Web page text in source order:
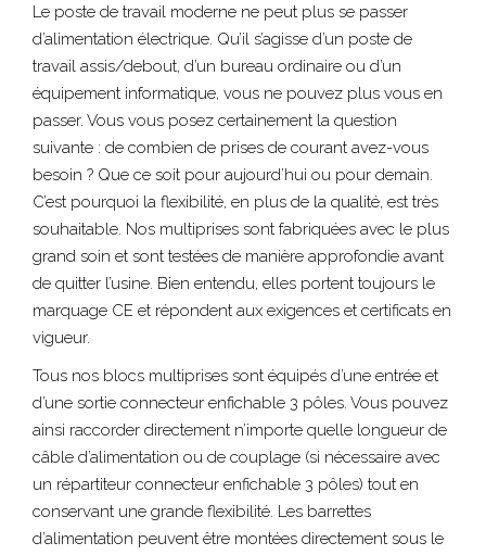
Le poste de travail moderne ne peut plus se passer
d’alimentation électrique. Qu’il s’agisse d’un poste de
travail assis/debout, d’un bureau ordinaire ou d’un
équipement informatique, vous ne pouvez plus vous en
passer. Vous vous posez certainement la question
suivante : de combien de prises de courant avez-vous
besoin ? Que ce soit pour aujourd’hui ou pour demain.
C’est pourquoi la flexibilité, en plus de la qualité, est très
souhaitable. Nos multiprises sont fabriquées avec le plus
grand soin et sont testées de manière approfondie avant
de quitter l’usine. Bien entendu, elles portent toujours le
marquage CE et répondent aux exigences et certificats en
vigueur.
Tous nos blocs multiprises sont équipés d’une entrée et
d’une sortie connecteur enfichable 3 pôles. Vous pouvez
ainsi raccorder directement n’importe quelle longueur de
câble d’alimentation ou de couplage (si nécessaire avec
un répartiteur connecteur enfichable 3 pôles) tout en
conservant une grande flexibilité. Les barrettes
d’alimentation peuvent être montées directement sous le